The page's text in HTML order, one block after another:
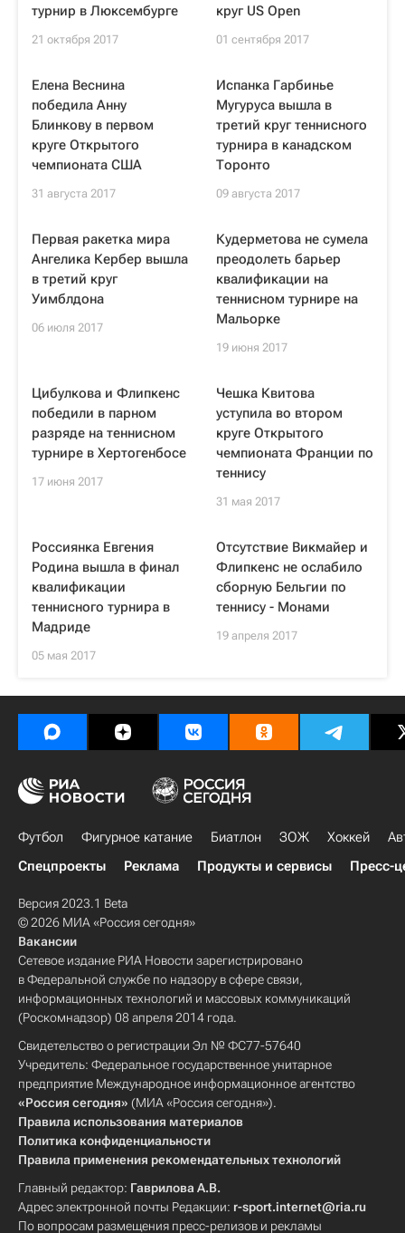
турнир в Люксембурге
21 октября 2017
круг US Open
01 сентября 2017
Елена Веснина
победила Анну
Блинкову в первом
круге Открытого
чемпионата США
31 августа 2017
Испанка Гарбинье
Мугуруса вышла в
третий круг теннисного
турнира в канадском
Торонто
09 августа 2017
Первая ракетка мира
Ангелика Кербер вышла
в третий круг
Уимблдона
06 июля 2017
Кудерметова не сумела
преодолеть барьер
квалификации на
теннисном турнире на
Мальорке
19 июня 2017
Цибулкова и Флипкенс
победили в парном
разряде на теннисном
турнире в Хертогенбосе
17 июня 2017
Чешка Квитова
уступила во втором
круге Открытого
чемпионата Франции по
теннису
31 мая 2017
Россиянка Евгения
Родина вышла в финал
квалификации
теннисного турнира в
Мадриде
05 мая 2017
Отсутствие Викмайер и
Флипкенс не ослабило
сборную Бельгии по
теннису - Монами
19 апреля 2017
Футбол Фигурное катание Биатлон ЗОЖ Хоккей
Спецпроекты
Реклама Продукты и сервисы Пресс-
Версия 2023.1 Beta
© 2026 МИА «Россия сегодня»
Вакансии
Сетевое издание РИА Новости зарегистрировано
в Федеральной службе по надзору в сфере связи,
информационных технологий и массовых коммуникаций
(Роскомнадзор) 08 апреля 2014 года.
Свидетельство о регистрации Эл № ФС77-57640
Учредитель: Федеральное государственное унитарное
предприятие Международное информационное агентство
«Россия сегодня» (МИА «Россия сегодня»).
Правила использования материалов
Политика конфиденциальности
Правила применения рекомендательных технологий
Главный редактор: Гаврилова А.В.
Адрес электронной почты Редакции: r-sport.internet@ria.ru
По вопросам размещения пресс-релизов и рекламы